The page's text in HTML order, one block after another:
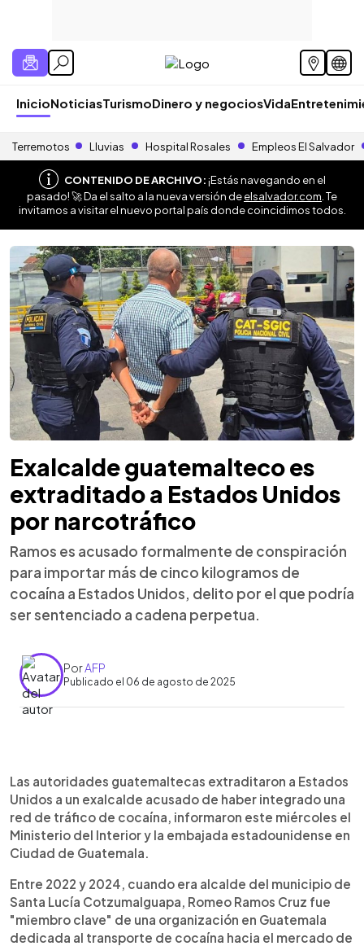
InicioNoticiasTurismoDinero y negociosVida
Terremotos Lluvias Hospital Rosales Empleos El Salvador
CONTENIDO DE ARCHIVO:¡Estás navegando en el
pasado! 🚀 Da el salto a la nueva versión deelsalvador.com . Te
invitamos a visitar el nuevo portal país donde coincidimos todos.
Exalcalde guatemalteco es
extraditado a Estados Unidos
por narcotráfico
Ramos es acusado formalmente de conspiración
para importar más de cinco kilogramos de
cocaína a Estados Unidos, delito por el que podría
ser sentenciado a cadena perpetua.
PorAFP
Publicado el 06 de agosto de 2025
Escuchar artículo
Las autoridades guatemaltecas extraditaron a Estados
Unidos a un exalcalde acusado de haber integrado una
red de tráfico de cocaína, informaron este miércoles el
Ministerio del Interior y la embajada estadounidense en
Ciudad de Guatemala.
Entre 2022 y 2024, cuando era alcalde del municipio de
Santa Lucía Cotzumalguapa, Romeo Ramos Cruz fue
"miembro clave" de una organización en Guatemala
dedicada al transporte de cocaína hacia el mercado de